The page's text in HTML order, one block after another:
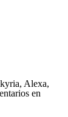
Alexa,
en